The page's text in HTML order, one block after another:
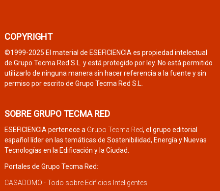
COPYRIGHT
©1999-2025 El material de ESEFICIENCIA es propiedad intelectual
de Grupo Tecma Red S.L. y está protegido por ley. No está permitido
utilizarlo de ninguna manera sin hacer referencia a la fuente y sin
permiso por escrito de Grupo Tecma Red S.L.
SOBRE GRUPO TECMA RED
ESEFICIENCIA pertenece a Grupo Tecma Red, el grupo editorial
español líder en las temáticas de Sostenibilidad, Energía y Nuevas
Tecnologías en la Edificación y la Ciudad.
Portales de Grupo Tecma Red:
CASADOMO - Todo sobre Edificios Inteligentes